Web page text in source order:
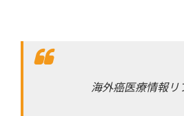
海外癌医療情報リ